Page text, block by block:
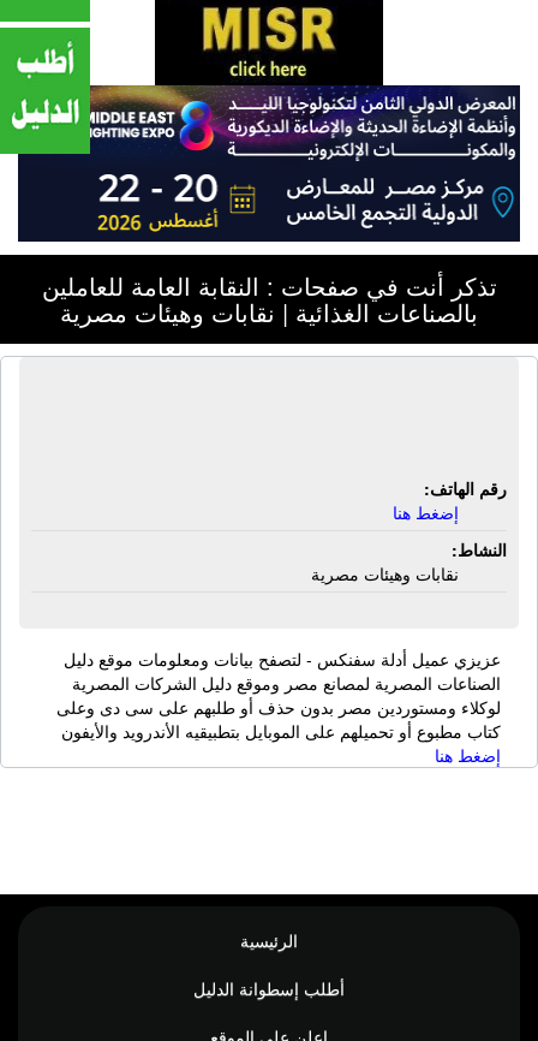
تذكر أنت في صفحات : النقابة العامة للعاملين
بالصناعات الغذائية | نقابات وهيئات مصرية
رقم الهاتف:
إضغط هنا
النشاط:
نقابات وهيئات مصرية
عزيزي عميل أدلة سفنكس - لتصفح بيانات ومعلومات موقع دليل
الصناعات المصرية لمصانع مصر وموقع دليل الشركات المصرية
لوكلاء ومستوردين مصر بدون حذف أو طلبهم على سى دى وعلى
كتاب مطبوع أو تحميلهم على الموبايل بتطبيقيه الأندرويد والأيفون
إضغط هنا
الرئيسية
أطلب إسطوانة الدليل
اعلن على الموقع